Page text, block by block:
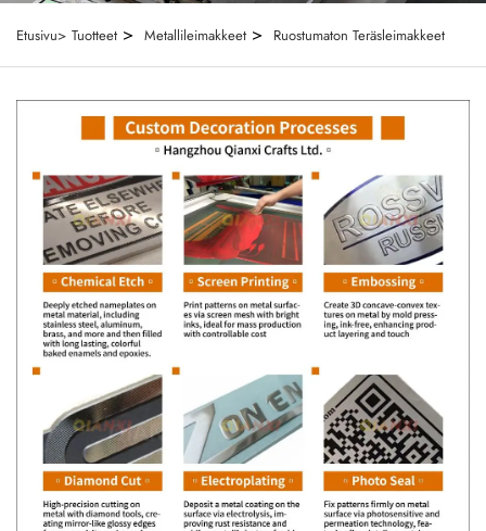
Etusivu> Tuotteet > Metallileimakkeet > Ruostumaton Teräsleimakkeet